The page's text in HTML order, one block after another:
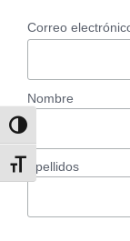
Alternar alto
Alternar tamaño de
Correo
Nombre
Apellidos